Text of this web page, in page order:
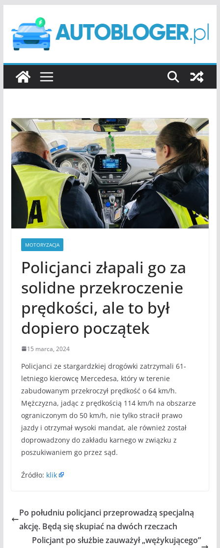
treści
MOTORYZACJA
Policjanci złapali go za
solidne przekroczenie
prędkości, ale to był
dopiero początek
15 marca, 2024
Policjanci ze stargardzkiej drogówki zatrzymali 61-
letniego kierowcę Mercedesa, który w terenie
zabudowanym przekroczył prędkość o 64 km/h.
Mężczyzna, jadąc z prędkością 114 km/h na obszarze
ograniczonym do 50 km/h, nie tylko stracił prawo
jazdy i otrzymał wysoki mandat, ale również został
doprowadzony do zakładu karnego w związku z
poszukiwaniem go przez sąd.
Źródło: klik
Po południu policjanci przeprowadzą specjalną
akcję. Będą się skupiać na dwóch rzeczach
Policjant po służbie zauważył „wężykującego”